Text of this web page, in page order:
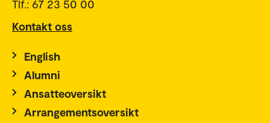
Tlf.: 67 23 50 00
Kontakt oss
English
Alumni
Ansatteoversikt
Arrangementsoversikt